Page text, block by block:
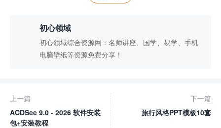
初心领域
初心领域综合资源网：名师讲座、国学、易学、手机
电脑壁纸等资源免费分享！
上一篇
ACDSee 9.0 - 2026 软件安装
包+安装教程
下一篇
旅行风格PPT模板10套